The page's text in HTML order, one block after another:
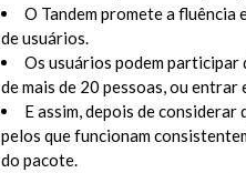
O Tandem promete a fluência
de usuários.
Os usuários podem participar
de mais de 20 pessoas, ou entrar
E assim, depois de
pelos que funcionam
do pacote.